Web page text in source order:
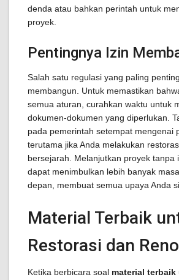
denda atau bahkan perintah untuk
proyek.
Pentingnya Izin
Salah satu regulasi yang paling
membangun. Untuk memastikan
semua aturan, curahkan waktu untuk
dokumen-dokumen yang diperlukan.
pada pemerintah setempat mengenai
terutama jika Anda melakukan
bersejarah. Melanjutkan proyek tanpa
dapat menimbulkan lebih banyak
depan, membuat semua upaya Anda
Material Terbaik
Restorasi dan
Ketika berbicara soal material terbaik